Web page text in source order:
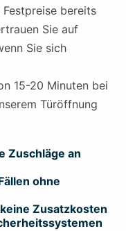
bereits
Sie auf
Sie sich
15-20 Minuten bei
Türöffnung
Zuschläge an
ohne
Zusatzkosten